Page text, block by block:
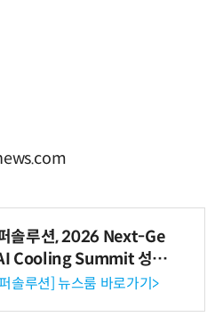
솔루션, 2026 Next-Ge
Cooling Summit 성황
료
솔루션] 뉴스룸 바로가기>